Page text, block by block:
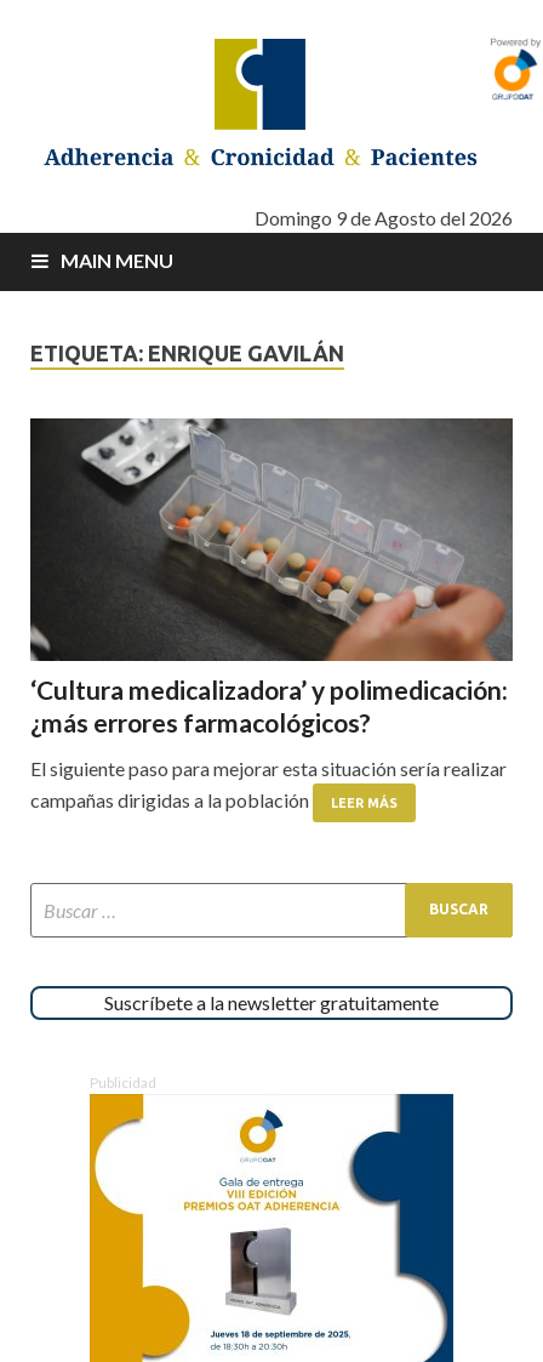
Adherencia –
Cronicidad –
Pacientes
Adherencia – Cronicidad – PacientesDomingo 9 de Agosto del 2026
MAIN MENU
ETIQUETA: ENRIQUE GAVILÁN
‘Cultura medicalizadora’ y polimedicación:
¿más errores farmacológicos?
El siguiente paso para mejorar esta situación sería realizar
campañas dirigidas a la población
LEER MÁS
Suscríbete a la newsletter gratuitamente
Publicidad